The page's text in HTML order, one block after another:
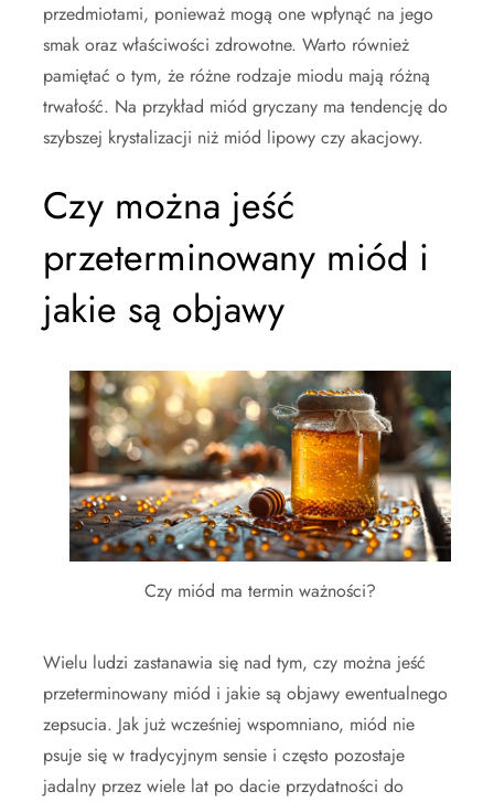
przedmiotami, ponieważ mogą one wpłynąć na jego
smak oraz właściwości zdrowotne. Warto również
pamiętać o tym, że różne rodzaje miodu mają różną
trwałość. Na przykład miód gryczany ma tendencję do
szybszej krystalizacji niż miód lipowy czy akacjowy.
Czy można jeść
przeterminowany miód i
jakie są objawy
Czy miód ma termin ważności?
Wielu ludzi zastanawia się nad tym, czy można jeść
przeterminowany miód i jakie są objawy ewentualnego
zepsucia. Jak już wcześniej wspomniano, miód nie
psuje się w tradycyjnym sensie i często pozostaje
jadalny przez wiele lat po dacie przydatności do